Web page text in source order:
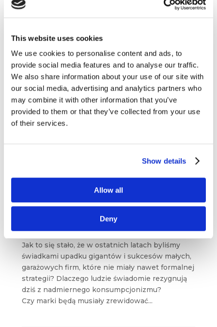
This website uses cookies
We use cookies to personalise content and ads, to
provide social media features and to analyse our traffic.
We also share information about your use of our site with
our social media, advertising and analytics partners who
may combine it with other information that you’ve
provided to them or that they’ve collected from your use
of their services.
Show details
Allow all
Deny
o sharing economy, crowdfundingu czy też
ekonomii współpracy. Dziś ten rodzaj
przedsiębiorczości nikogo już nie dziwi –
korzystamy z BlaBlaCar, Airbnb
czy CouchSurfingu, usługi dostarczane
przez użytkowników za pomocą...
Nowa ekonomia – 4 idee, które niszczą
Artykuły,Trendy
Jak to się stało, że w ostatnich latach byliśmy
świadkami upadku gigantów i sukcesów małych,
garażowych firm, które nie miały nawet formalnej
strategii? Dlaczego ludzie świadomie rezygnują
dziś z nadmiernego konsumpcjonizmu?
Czy marki będą musiały zrewidować...